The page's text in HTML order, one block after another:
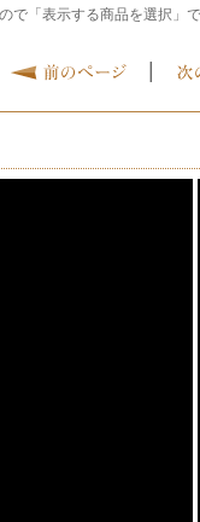
で「表示する商品を選択」